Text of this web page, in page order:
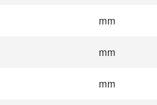
mm
mm
mm